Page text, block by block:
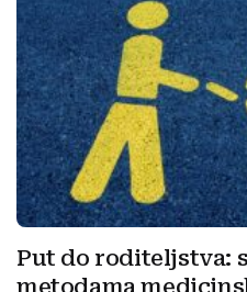
Put do roditeljstva: